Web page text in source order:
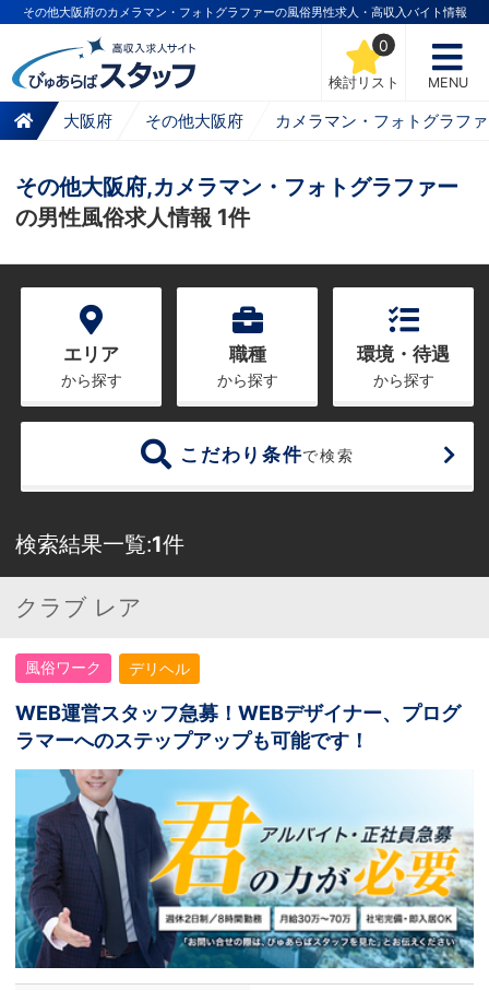
その他大阪府のカメラマン・フォトグラファーの風俗男性求人・高収入バイト情報
検討リスト
0
MENU
大阪府 その他大阪府 カメラマン・フォトグラフ
その他大阪府,カメラマン・フォトグラファー
の男性風俗求人情報 1件
エリア
から探す
職種
から探す
環境・待遇
から探す
こだわり条件で検索
検索結果一覧:1件
クラブ レア
風俗ワーク デリヘル
WEB運営スタッフ急募！WEBデザイナー、プログ
ラマーへのステップアップも可能です！